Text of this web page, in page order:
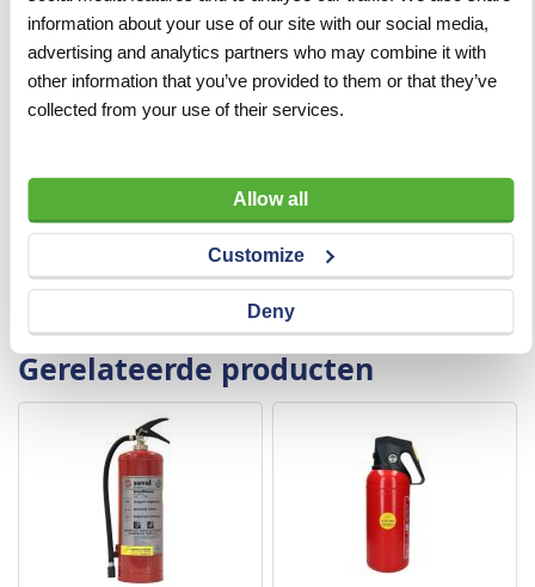
information about your use of our site with our social media,
advertising and analytics partners who may combine it with
other information that you’ve provided to them or that they’ve
collected from your use of their services.
Allow all
Customize
Deny
Temperatuursgebied 0°C - 60°C
Werkdruk 20 graden 14 bar
Inhoud 2 kg
Gewicht 4 kg
Blusmiddel Bioclass schuim
Gerelateerde producten